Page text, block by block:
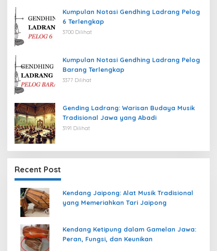
Kumpulan Notasi Gendhing Ladrang Pelog
6 Terlengkap
3700 Dilihat
Kumpulan Notasi Gendhing Ladrang Pelog
Barang Terlengkap
3377 Dilihat
Gending Ladrang: Warisan Budaya Musik
Tradisional Jawa yang Abadi
3191 Dilihat
Recent Post
Kendang Jaipong: Alat Musik Tradisional
yang Memeriahkan Tari Jaipong
Kendang Ketipung dalam Gamelan Jawa:
Peran, Fungsi, dan Keunikan